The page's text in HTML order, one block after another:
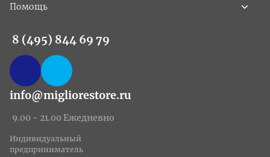
Помощь
8 (495) 844 69 79
info@migliorestore.ru
9.00 - 21.00 Ежедневно
Индивидуальный
предприниматель